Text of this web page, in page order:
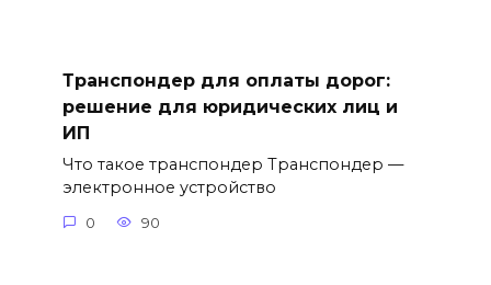
Транспондер для оплаты дорог:
решение для юридических лиц и
ИП
Что такое транспондер Транспондер —
электронное устройство
0 90